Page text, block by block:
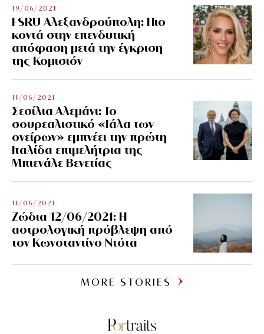
19/06/2021
FSRU Αλεξανδρούπολη: Πιο
κοντά στην επενδυτική
απόφαση μετά την έγκριση
της Κομισιόν
11/06/2021
Σεσίλια Αλεμάνι: Το
σουρεαλιστικό «Γάλα των
ονείρων» εμπνέει την πρώτη
Ιταλίδα επιμελήτρια της
Μπιενάλε Βενετίας
11/06/2021
Ζώδια 12/06/2021: Η
αστρολογική πρόβλεψη από
τον Κωνσταντίνο Ντότα
MORE STORIES